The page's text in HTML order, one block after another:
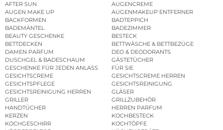
AFTER SUN
AUGENCREME
AUGEN MAKE UP
AUGENMAKEUP ENTFERNER
BACKFORMEN
BADTEPPICH
BADEMÄNTEL
BADEZIMMER
BEAUTY GESCHENKE
BESTECK
BETTDECKEN
BETTWÄSCHE & BETTBEZÜGE
DAMEN PARFUM
DEO & DEODORANTS
DUSCHGEL & BADESCHAUM
GÄSTETÜCHER
GESCHENKE FÜR JEDEN ANLASS
FÜR SIE
GESICHTSCREME
GESICHTSCREME HERREN
GESICHTSPFLEGE
GESICHTSREINIGUNG
GESICHTSREINIGUNG HERREN
GLÄSER
GRILLER
GRILLZUBEHÖR
HANDTÜCHER
HERREN PARFUM
KERZEN
KOCHBESTECK
KOCHGESCHIRR
KOCHTÖPFE